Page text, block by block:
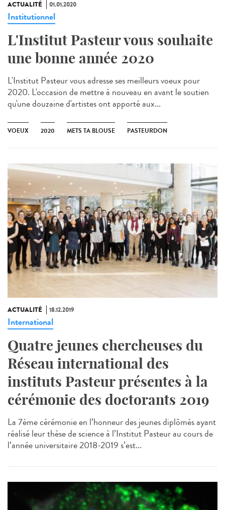
ACTUALITÉ 01.01.2020
Institutionnel
L'Institut Pasteur vous souhaite
une bonne année 2020
L'Institut Pasteur vous adresse ses meilleurs voeux pour
2020. L'occasion de mettre à nouveau en avant le soutien
qu'une douzaine d'artistes ont apporté aux...
VOEUX 2020 METS TA BLOUSE PASTEURDON
ACTUALITÉ 18.12.2019
International
Quatre jeunes chercheuses du
Réseau international des
instituts Pasteur présentes à la
cérémonie des doctorants 2019
La 7ème cérémonie en l’honneur des jeunes diplômés ayant
réalisé leur thèse de science à l’Institut Pasteur au cours de
l’année universitaire 2018-2019 s’est...